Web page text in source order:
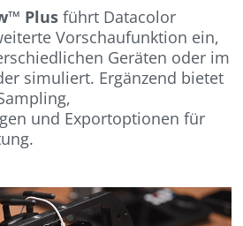
Plus führt Datacolor
Vorschaufunktion ein,
Geräten oder im
simuliert. Ergänzend bietet
und Exportoptionen für